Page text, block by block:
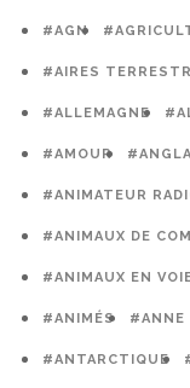
#AGN
#AIRES
#ALLEMAGNE
#AMOUR
#ANIMATEUR
#ANIMAUX DE
#ANIMAUX EN
#ANIMÉS #ANNE
#ANTARCTIQUE